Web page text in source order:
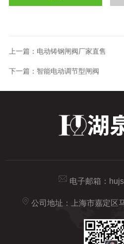
上一篇： 电动铸钢闸阀厂家直售
下一篇： 智能电动调节型闸阀
电子邮箱：
公司地址：上海市嘉定区